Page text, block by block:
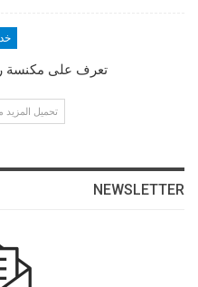
تعرف على مكنسة
تحميل
NEWSLETTER